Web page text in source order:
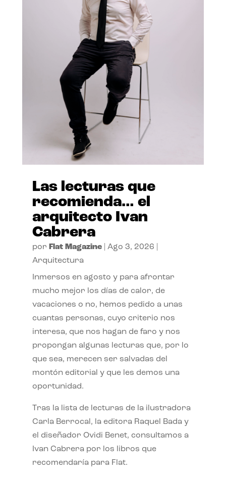
Las lecturas que
recomienda… el
arquitecto Ivan
Cabrera
por Flat Magazine| Ago 3, 2026
Arquitectura
Inmersos en agosto y para afrontar
mucho mejor los días de calor, de
vacaciones o no, hemos pedido a unas
cuantas personas, cuyo criterio nos
interesa, que nos hagan de faro y nos
propongan algunas lecturas que, por lo
que sea, merecen ser salvadas del
montón editorial y que les demos una
oportunidad.
Tras la lista de lecturas de la ilustradora
Carla Berrocal, la editora Raquel Bada y
el diseñador Ovidi Benet, consultamos a
Ivan Cabrera por los libros que
recomendaría para Flat.